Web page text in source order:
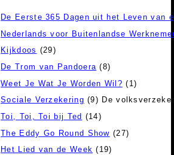
De Eerste 365 Dagen uit het Leven van
Nederlands voor Buitenlandse
Kijkdoos (29)
De Trom van Pandoera (8)
Weet Je Wat Je Worden Wil? (1)
Sociale Verzekering (9) De
Toi, Toi, Toi bij Ted (14)
The Eddy Go Round Show (27)
Het Lied van de Week (19)